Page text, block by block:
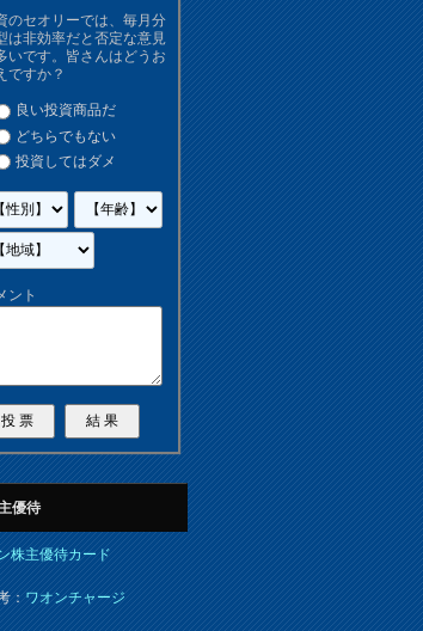
のセオリーでは、毎月分
は非効率だと否定な意見
いです。皆さんはどうお
ですか？
良い投資商品だ
どちらでもない
投資してはダメ
ント
優待
株主優待カード
：ワオンチャージ